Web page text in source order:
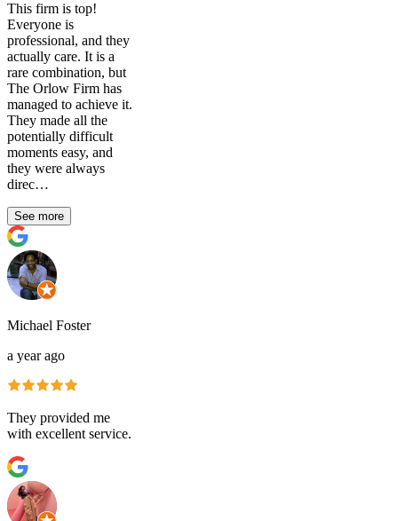
This firm is top!
Everyone is
professional, and they
actually care. It is a
rare combination, but
The Orlow Firm has
managed to achieve it.
They made all the
potentially difficult
moments easy, and
they were always
direc…
See more
Michael Foster
a year ago
They provided me
with excellent service.